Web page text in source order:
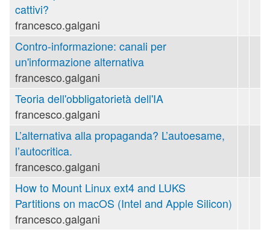
cattivi?
francesco.galgani
Contro-informazione: canali per
un'informazione alternativa
francesco.galgani
Teoria dell'obbligatorietà dell'IA
francesco.galgani
L’alternativa alla propaganda? L’autoesame,
l’autocritica.
francesco.galgani
How to Mount Linux ext4 and LUKS
Partitions on macOS (Intel and Apple Silicon)
francesco.galgani